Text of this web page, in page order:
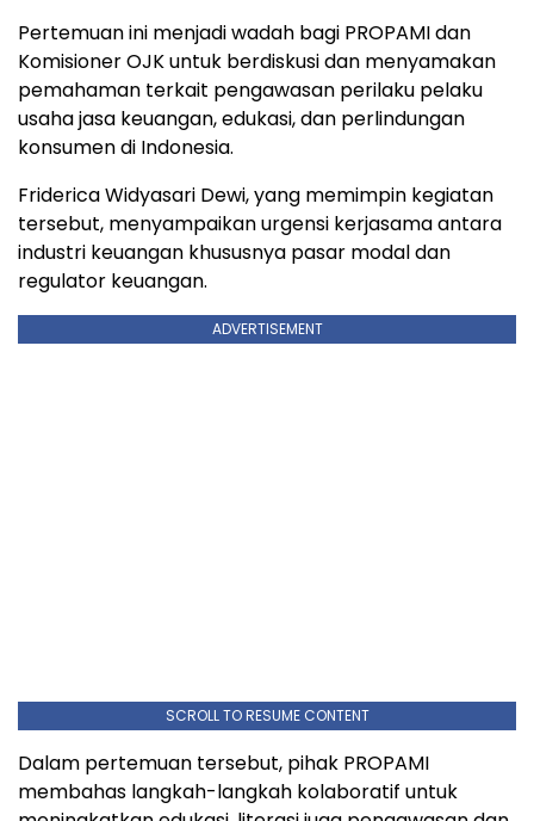
Pertemuan ini menjadi wadah bagi PROPAMI dan
Komisioner OJK untuk berdiskusi dan menyamakan
pemahaman terkait pengawasan perilaku pelaku
usaha jasa keuangan, edukasi, dan perlindungan
konsumen di Indonesia.
Friderica Widyasari Dewi, yang memimpin kegiatan
tersebut, menyampaikan urgensi kerjasama antara
industri keuangan khususnya pasar modal dan
regulator keuangan.
ADVERTISEMENT
SCROLL TO RESUME CONTENT
Dalam pertemuan tersebut, pihak PROPAMI
membahas langkah-langkah kolaboratif untuk